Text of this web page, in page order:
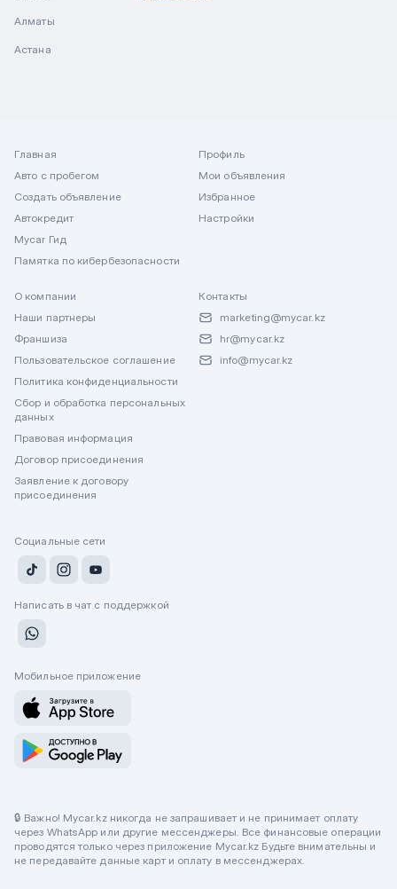
Алматы
Астана
Главная
Авто с пробегом
Создать объявление
Автокредит
Mycar Гид
Памятка по кибербезопасности
Профиль
Мои объявления
Избранное
Настройки
О компании
Наши партнеры
Франшиза
Пользовательское соглашение
Политика конфиденциальности
Сбор и обработка персональных
данных
Правовая информация
Договор присоединения
Заявление к договору
присоединения
Контакты
marketing@mycar.kz
hr@mycar.kz
info@mycar.kz
Социальные сети
Написать в чат с поддержкой
Мобильное приложение
🔒 Важно! Mycar.kz никогда не запрашивает и не принимает оплату
через WhatsApp или другие мессенджеры. Все финансовые операции
проводятся только через приложение Mycar.kz Будьте внимательны и
не передавайте данные карт и оплату в мессенджерах.